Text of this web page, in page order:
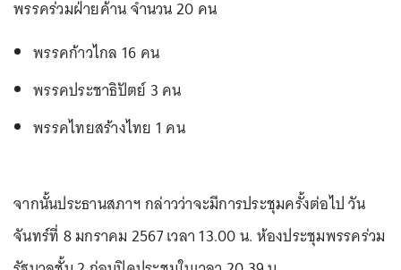
พรรคร่วมฝ่ายค้าน จำนวน 20 คน
พรรคก้าวไกล 16 คน
พรรคประชาธิปัตย์ 3 คน
พรรคไทยสร้างไทย 1 คน
จากนั้นประธานสภาฯ กล่าวว่าจะมีการประชุมครั้งต่อไป วัน
จันทร์ที่ 8 มกราคม 2567 เวลา 13.00 น. ห้องประชุมพรรคร่วม